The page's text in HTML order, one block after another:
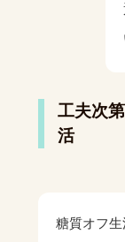
工夫次
活
糖質オフ